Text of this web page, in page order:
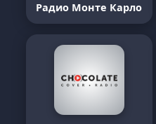
Радио Монте Карло